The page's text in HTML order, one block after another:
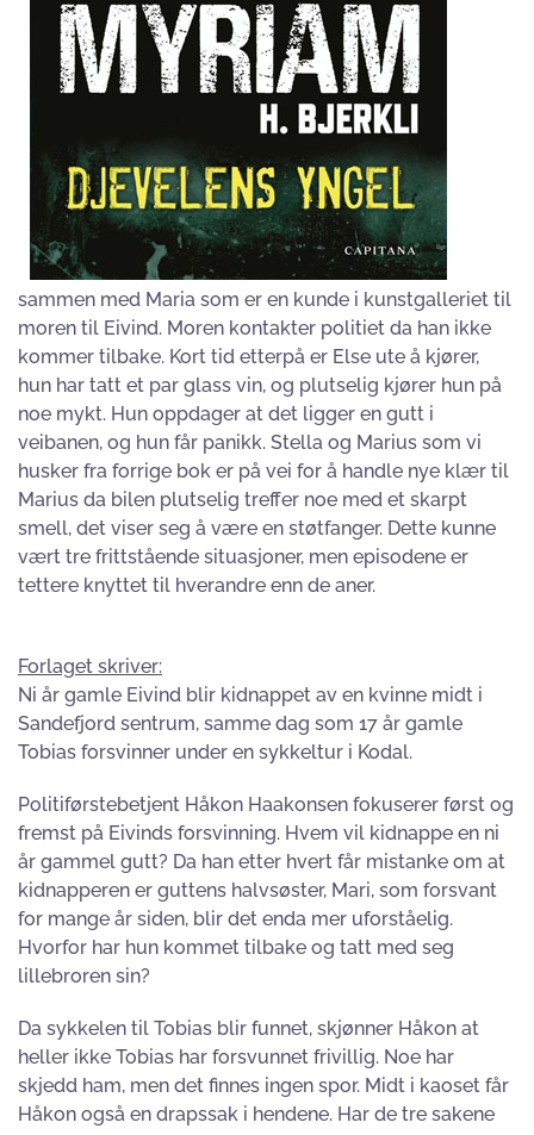
sammen med Maria som er en kunde i kunstgalleriet til
moren til Eivind. Moren kontakter politiet da han ikke
kommer tilbake. Kort tid etterpå er Else ute å kjører,
hun har tatt et par glass vin, og plutselig kjører hun på
noe mykt. Hun oppdager at det ligger en gutt i
veibanen, og hun får panikk. Stella og Marius som vi
husker fra forrige bok er på vei for å handle nye klær til
Marius da bilen plutselig treffer noe med et skarpt
smell, det viser seg å være en støtfanger. Dette kunne
vært tre frittstående situasjoner, men episodene er
tettere knyttet til hverandre enn de aner.
Forlaget skriver:
Ni år gamle Eivind blir kidnappet av en kvinne midt i
Sandefjord sentrum, samme dag som 17 år gamle
Tobias forsvinner under en sykkeltur i Kodal.
Politiførstebetjent Håkon Haakonsen fokuserer først og
fremst på Eivinds forsvinning. Hvem vil kidnappe en ni
år gammel gutt? Da han etter hvert får mistanke om at
kidnapperen er guttens halvsøster, Mari, som forsvant
for mange år siden, blir det enda mer uforståelig.
Hvorfor har hun kommet tilbake og tatt med seg
lillebroren sin?
Da sykkelen til Tobias blir funnet, skjønner Håkon at
heller ikke Tobias har forsvunnet frivillig. Noe har
skjedd ham, men det finnes ingen spor. Midt i kaoset får
Håkon også en drapssak i hendene. Har de tre sakene